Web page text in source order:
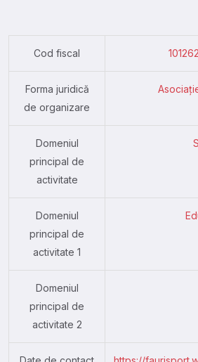
Cod fiscal
Forma juridică
de organizare
Domeniul
principal de
activitate
Domeniul
principal de
activitate 1
Domeniul
principal de
activitate 2